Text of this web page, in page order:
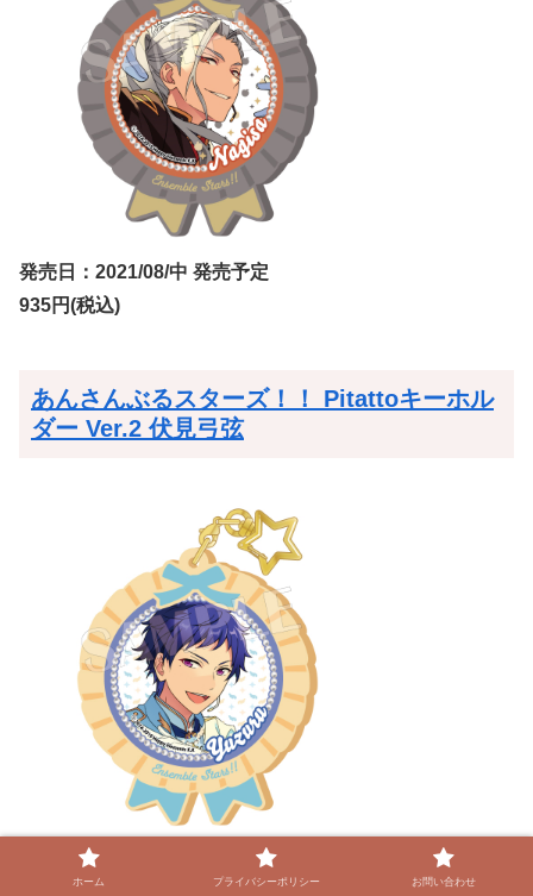
発売日：2021/08/中 発売予定
935円(税込)
あんさんぶるスターズ！！ Pitattoキーホル
ダー Ver.2 伏見弓弦
発売日：2021/08/中 発売予定
ホーム プライバシーポリシー お問い合わせ